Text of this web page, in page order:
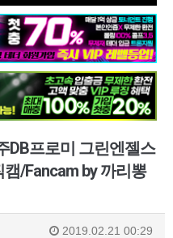
프로미 그린엔젤스
/Fancam by 까리뽕
2019.02.21 00:29